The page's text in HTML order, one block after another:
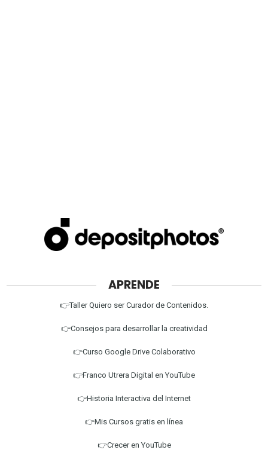
APRENDE
👉Taller Quiero ser Curador de Contenidos.
👉Consejos para desarrollar la creatividad
👉Curso Google Drive Colaborativo
👉Franco Utrera Digital en YouTube
👉Historia Interactiva del Internet
👉Mis Cursos gratis en línea
👉Crecer en YouTube